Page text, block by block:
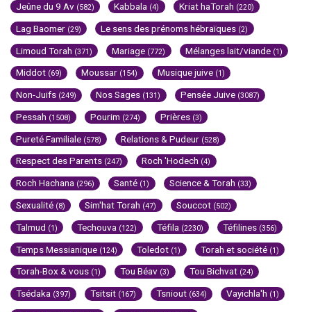
Jeûne du 9 Av (582) Kabbala (4) Kriat haTorah (220)
Lag Baomer (29) Le sens des prénoms hébraïques (2)
Limoud Torah (371) Mariage (772) Mélanges lait/viande (1)
Middot (69) Moussar (154) Musique juive (1)
Non-Juifs (249) Nos Sages (131) Pensée Juive (3087)
Pessah (1508) Pourim (274) Prières (3)
Pureté Familiale (578) Relations & Pudeur (528)
Respect des Parents (247) Roch 'Hodech (4)
Roch Hachana (296) Santé (1) Science & Torah (33)
Sexualité (8) Sim'hat Torah (47) Souccot (502)
Talmud (1) Techouva (122) Téfila (2230) Téfilines (356)
Temps Messianique (124) Toledot (1) Torah et société (1)
Torah-Box & vous (1) Tou Béav (3) Tou Bichvat (24)
Tsédaka (397) Tsitsit (167) Tsniout (634) Vayichla'h (1)